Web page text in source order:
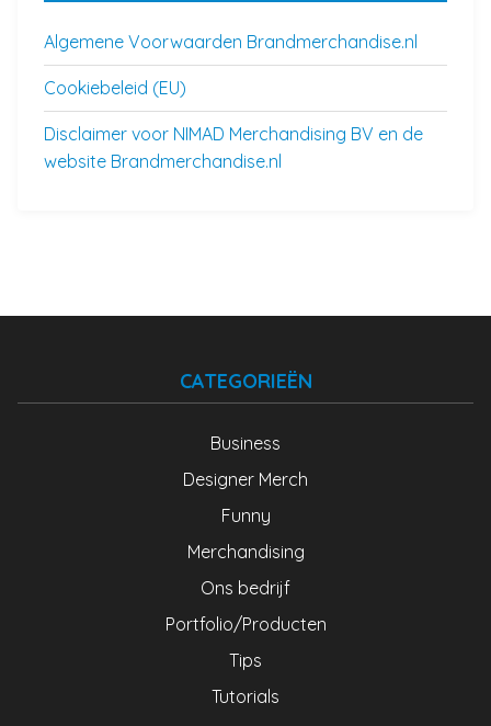
Algemene Voorwaarden Brandmerchandise.nl
Cookiebeleid (EU)
Disclaimer voor NIMAD Merchandising BV en de
website Brandmerchandise.nl
CATEGORIEËN
Business
Designer Merch
Funny
Merchandising
Ons bedrijf
Portfolio/Producten
Tips
Tutorials